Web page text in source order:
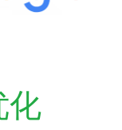
化